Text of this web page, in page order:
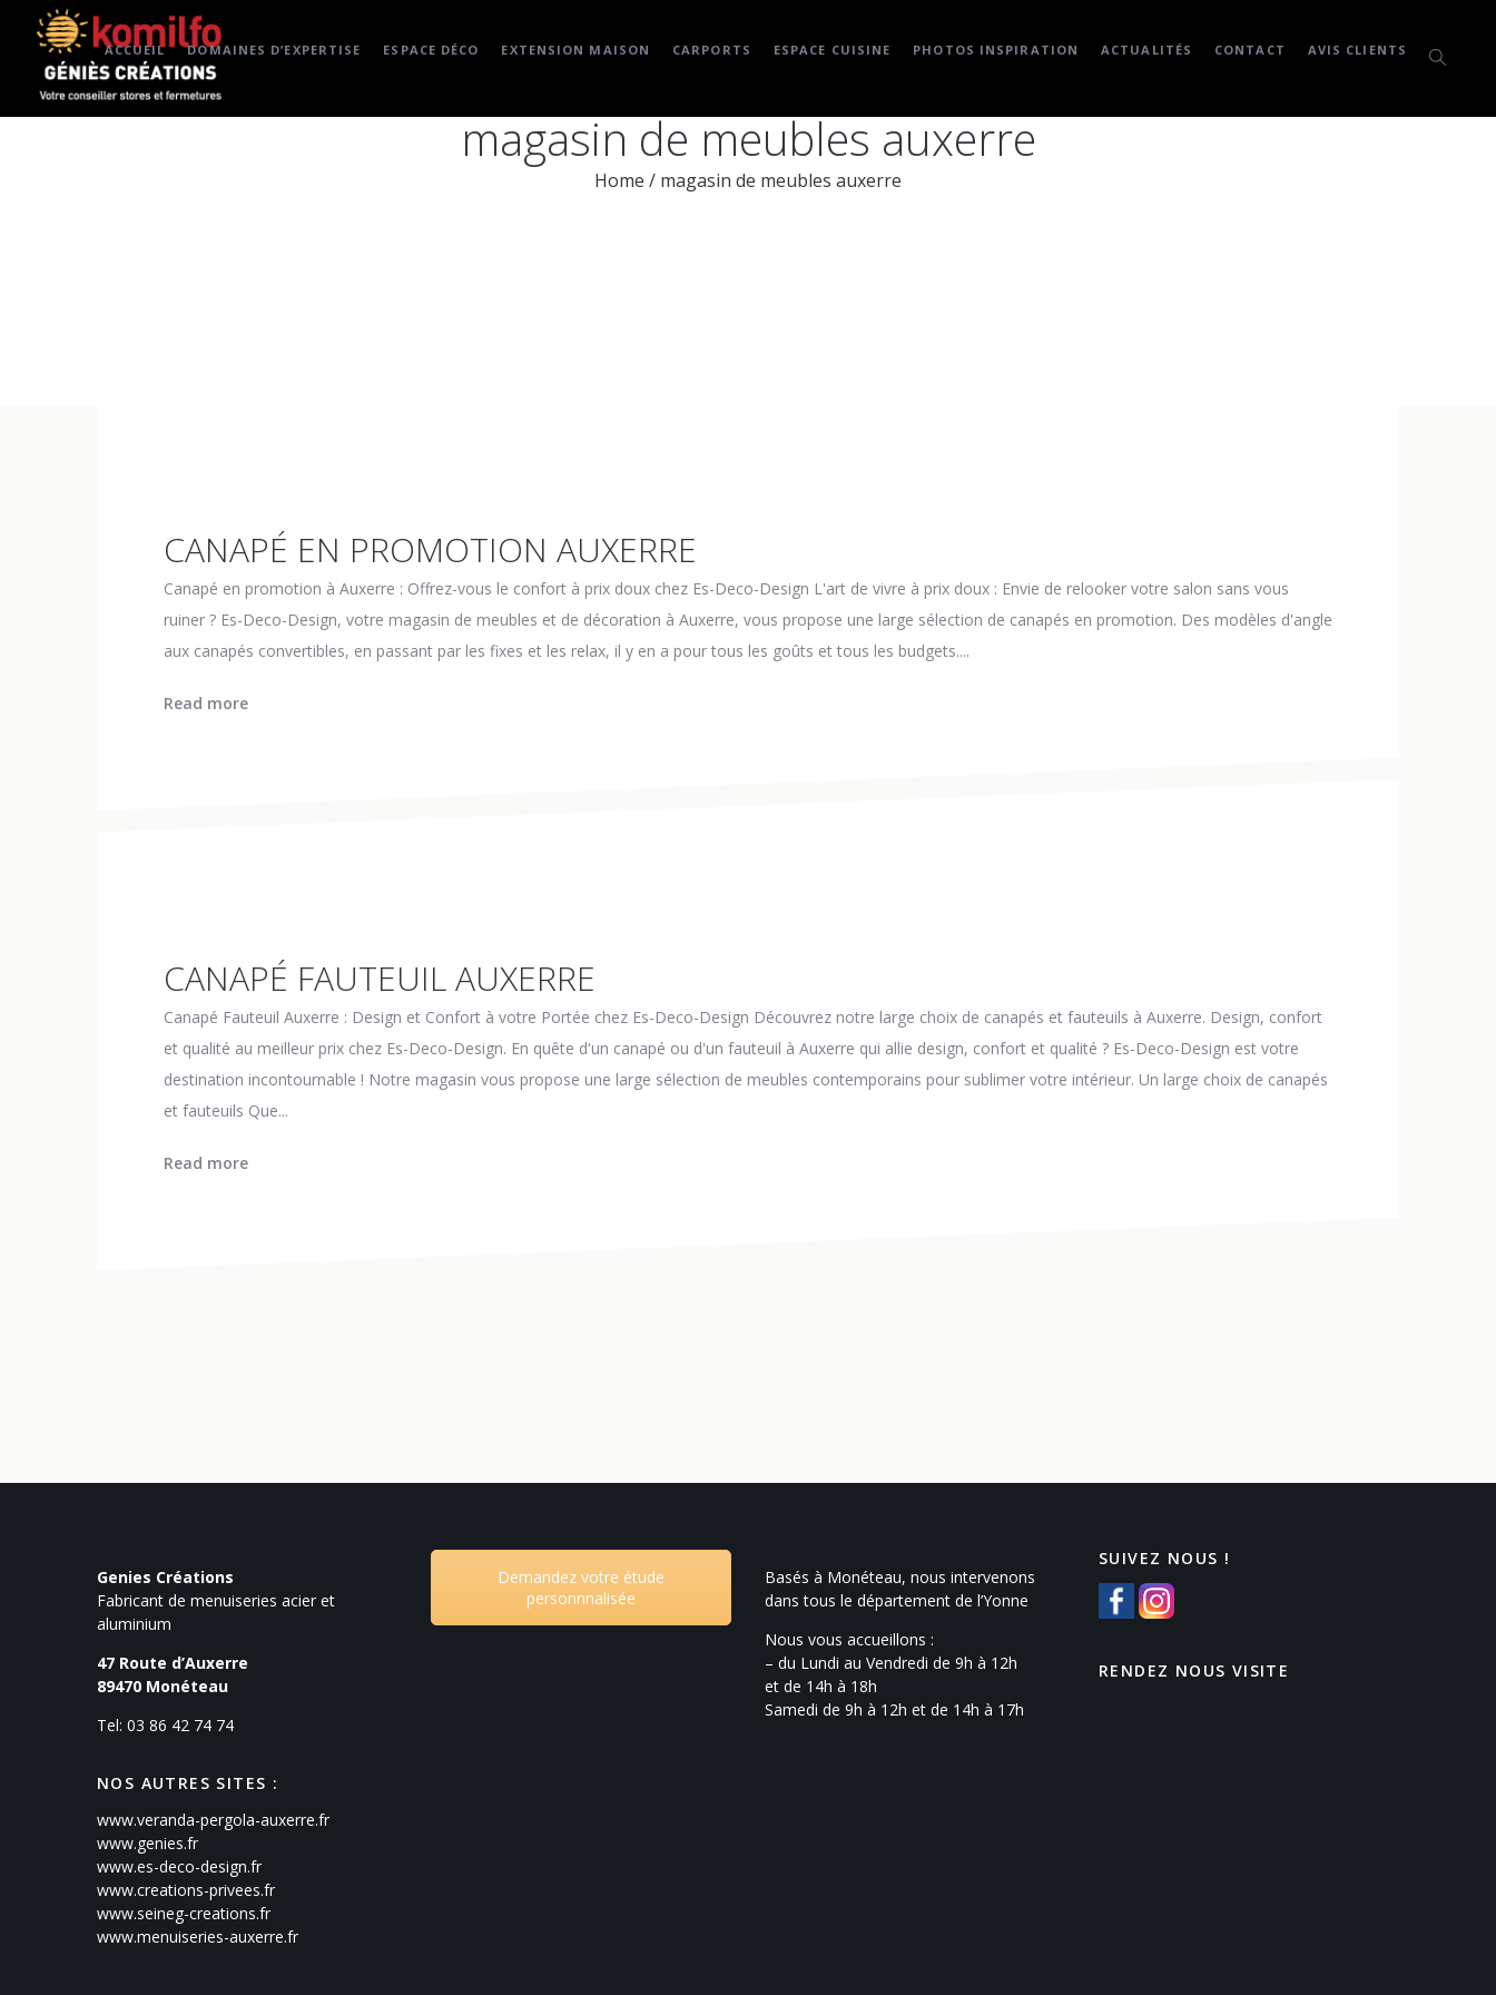
ACCUEIL DOMAINES D’EXPERTISE ESPACE DÉCO EXTENSION MAISON CARPORTS ESPACE CUISINE PHOTOS INSPIRATION ACTUALITÉS CONTACT AVIS CLIENTS
magasin de meubles auxerre
Home / magasin de meubles auxerre
CANAPÉ EN PROMOTION AUXERRE
Canapé en promotion à Auxerre : Offrez-vous le confort à prix doux chez Es-Deco-Design L'art de vivre à prix doux : Envie de relooker votre salon sans vous
ruiner ? Es-Deco-Design, votre magasin de meubles et de décoration à Auxerre, vous propose une large sélection de canapés en promotion. Des modèles d'angle
aux canapés convertibles, en passant par les fixes et les relax, il y en a pour tous les goûts et tous les budgets....
Read more
CANAPÉ FAUTEUIL AUXERRE
Canapé Fauteuil Auxerre : Design et Confort à votre Portée chez Es-Deco-Design Découvrez notre large choix de canapés et fauteuils à Auxerre. Design, confort
et qualité au meilleur prix chez Es-Deco-Design. En quête d'un canapé ou d'un fauteuil à Auxerre qui allie design, confort et qualité ? Es-Deco-Design est votre
destination incontournable ! Notre magasin vous propose une large sélection de meubles contemporains pour sublimer votre intérieur. Un large choix de canapés
et fauteuils Que...
Read more
Genies Créations
Fabricant de menuiseries acier et
aluminium
47 Route d’Auxerre
89470 Monéteau
Tel: 03 86 42 74 74
NOS AUTRES SITES :
www.veranda-pergola-auxerre.fr
www.genies.fr
www.es-deco-design.fr
www.creations-privees.fr
www.seineg-creations.fr
www.menuiseries-auxerre.fr
Demandez votre étude
personnnalisée
Basés à Monéteau, nous intervenons
dans tous le département de l’Yonne
Nous vous accueillons :
– du Lundi au Vendredi de 9h à 12h
et de 14h à 18h
Samedi de 9h à 12h et de 14h à 17h
SUIVEZ NOUS !
RENDEZ NOUS VISITE